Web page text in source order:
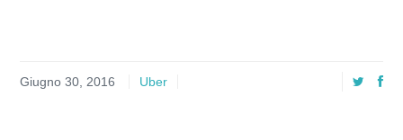
Giugno 30, 2016 Uber